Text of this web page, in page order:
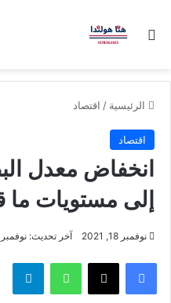
بحث عن
الرئيسية / اقتصاد
اقتصاد
انخفاض معدل
إلى مستويات ما
نوفمبر 18, 2021 آخر تحديث: نوفمبر 18, 2021
فيسبوك ‫X واتساب